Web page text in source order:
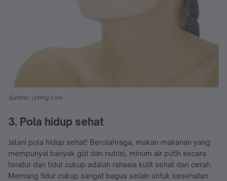
Sumber: i.ytimg.com
3. Pola hidup sehat
Jalani pola hidup sehat! Berolahraga, makan makanan yang
mempunyai banyak gizi dan nutrisi, minum air putih secara
teratur dan tidur cukup adalah rahasia kulit sehat dan cerah.
Memang tidur cukup sangat bagus selain untuk kesehatan